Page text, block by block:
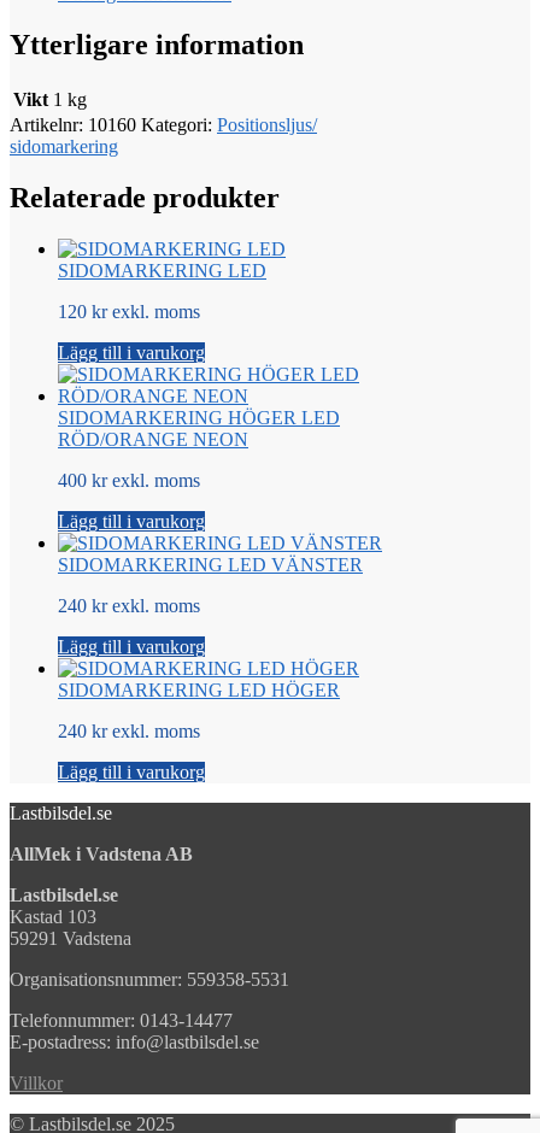
Ytterligare information
Vikt 1 kg
Artikelnr: 10160 Kategori: Positionsljus/
sidomarkering
Relaterade produkter
SIDOMARKERING LED
120 kr exkl. moms
Lägg till i varukorg
SIDOMARKERING HÖGER LED
RÖD/ORANGE NEON
400 kr exkl. moms
Lägg till i varukorg
SIDOMARKERING LED VÄNSTER
240 kr exkl. moms
Lägg till i varukorg
SIDOMARKERING LED HÖGER
240 kr exkl. moms
Lägg till i varukorg
Lastbilsdel.se
AllMek i Vadstena AB
Lastbilsdel.se
Kastad 103
59291 Vadstena
Organisationsnummer: 559358-5531
Telefonnummer: 0143-14477
E-postadress: info@lastbilsdel.se
Villkor
© Lastbilsdel.se 2025